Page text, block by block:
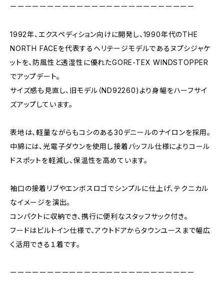
ーーーーーーーーーーーーーーーーーーーーーーーーー
1992年、エクスペディション向けに開発し、1990年代のTHE
NORTH FACEを代表するヘリテージモデルであるヌプシジャケ
ットを、防風性と透湿性に優れたGORE-TEX WINDSTOPPER
でアップデート。
サイズ感も見直し、旧モデル（ND92260)より身幅をハーフサイ
ズアップしています。
表地は、軽量ながらもコシのある30デニールのナイロンを採用。
中綿には、光電子ダウンを使用し接着バッフル仕様によりコール
ドスポットを軽減し、保温性を高めています。
袖口の接着リブやエンボスロゴでシンプルに仕上げ、テクニカル
なイメージを演出。
コンパクトに収納でき、携行に便利なスタッフサック付き。
フードはビルトイン仕様で、アウトドアからタウンユースまで幅広
く活用できる１着です。
ーーーーーーーーーーーーーーーーーーーーーーーーー